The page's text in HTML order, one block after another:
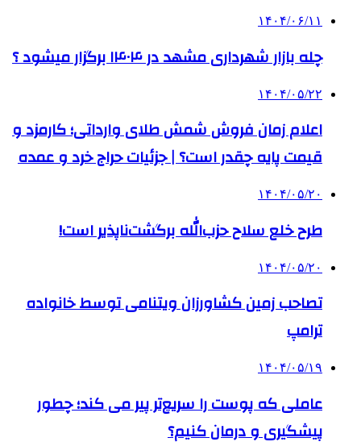
۱۴۰۴/۰۶/۱۱
چله بازار شهرداری مشهد در ۱۴۰۴ برگزار میشود ؟
۱۴۰۴/۰۵/۲۲
اعلام زمان فروش شمش طلای وارداتی؛ کارمزد و
قیمت پایه چقدر است؟ | جزئیات حراج خرد و عمده
۱۴۰۴/۰۵/۲۰
طرح خلع سلاح حزب‌الله برگشت‌ناپذیر است!
۱۴۰۴/۰۵/۲۰
تصاحب زمین کشاورزان ویتنامی توسط خانواده
ترامپ
۱۴۰۴/۰۵/۱۹
عاملی که پوست را سریع‌تر پیر می کند؛ چطور
پیشگیری و درمان کنیم؟